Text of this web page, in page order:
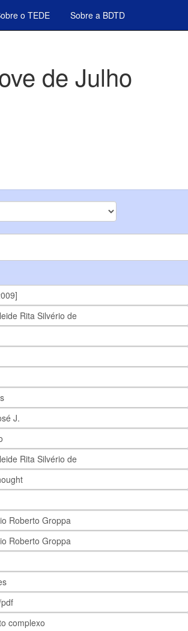
o TEDE Sobre a BDTD
de Julho